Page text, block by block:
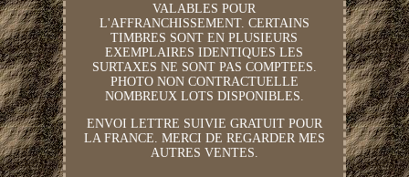
VALABLES POUR
L'AFFRANCHISSEMENT. CERTAINS
TIMBRES SONT EN PLUSIEURS
EXEMPLAIRES IDENTIQUES LES
SURTAXES NE SONT PAS COMPTEES.
PHOTO NON CONTRACTUELLE
NOMBREUX LOTS DISPONIBLES.
ENVOI LETTRE SUIVIE GRATUIT POUR
LA FRANCE. MERCI DE REGARDER MES
AUTRES VENTES.